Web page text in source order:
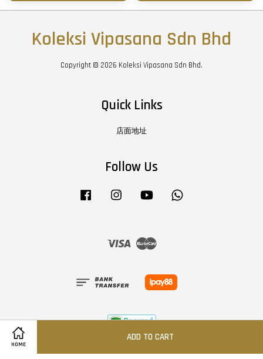
HOME
ADD TO CART
Koleksi Vipasana Sdn Bhd
Copyright © 2026 Koleksi Vipasana Sdn Bhd.
Quick Links
店面地址
Follow Us
Facebook Instagram YouTube
Visa Master
Terms of Service|Privacy Policy|Shipping & Return